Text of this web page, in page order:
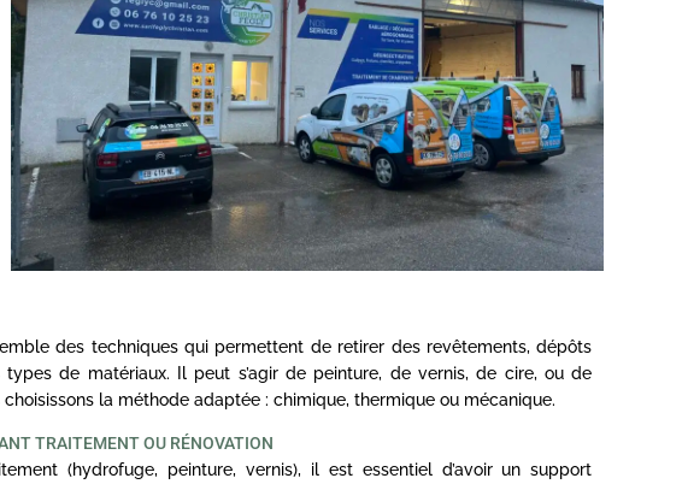
des techniques qui permettent de retirer des revêtements, dépôts
types de matériaux. Il peut s’agir de peinture, de vernis, de cire, ou de
la méthode adaptée : chimique, thermique ou mécanique.
TRAITEMENT OU RÉNOVATION
(hydrofuge, peinture, vernis), il est essentiel d’avoir un support